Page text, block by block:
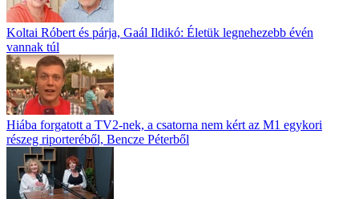
Koltai Róbert és párja, Gaál Ildikó: Életük legnehezebb évén
vannak túl
Hiába forgatott a TV2-nek, a csatorna nem kért az M1 egykori
részeg riporteréből, Bencze Péterből